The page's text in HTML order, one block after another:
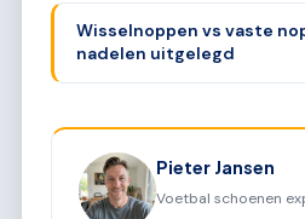
Wisselnoppen vs vaste
nadelen uitgelegd
Pieter Jansen
Voetbal schoenen